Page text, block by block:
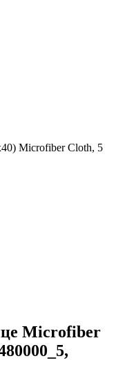
Microfiber Cloth, 5
Microfiber